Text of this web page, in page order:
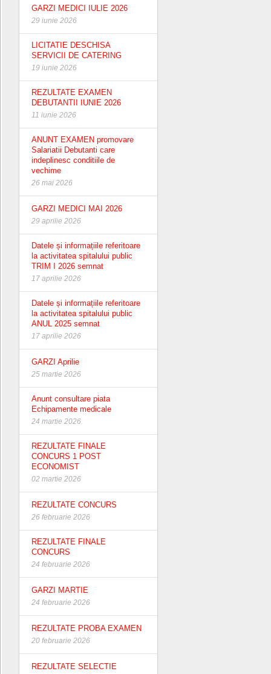
GARZI MEDICI IULIE 2026
29 iunie 2026
LICITATIE DESCHISA
SERVICII DE CATERING
19 iunie 2026
REZULTATE EXAMEN
DEBUTANTII IUNIE 2026
11 iunie 2026
ANUNT EXAMEN promovare
Salariatii Debutanti care
indeplinesc conditiile de
vechime
26 mai 2026
GARZI MEDICI MAI 2026
29 aprilie 2026
Datele și informațiile referitoare
la activitatea spitalului public
TRIM I 2026 semnat
17 aprilie 2026
Datele și informațiile referitoare
la activitatea spitalului public
ANUL 2025 semnat
17 aprilie 2026
GARZI Aprilie
25 martie 2026
Anunt consultare piata
Echipamente medicale
24 martie 2026
REZULTATE FINALE
CONCURS 1 POST
ECONOMIST
02 martie 2026
REZULTATE CONCURS
26 februarie 2026
REZULTATE FINALE
CONCURS
24 februarie 2026
GARZI MARTIE
24 februarie 2026
REZULTATE PROBA EXAMEN
20 februarie 2026
REZULTATE SELECTIE